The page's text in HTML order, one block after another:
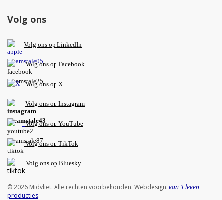
Volg ons
Volg ons op LinkedIn
Volg ons op Facebook
Volg ons op X
Volg ons op Instagram
Volgons op YouTube
Volg ons op TikTok
Volg ons op Bluesky
© 2026 Midvliet. Alle rechten voorbehouden. Webdesign: van 't leven
producties.